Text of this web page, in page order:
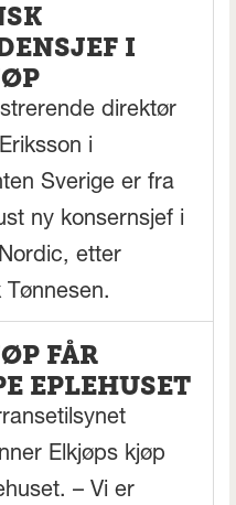
I
direktør
i
Sverige er fra
ny konsernsjef i
etter
Tønnesen.
FÅR
EPLEHUSET
Elkjøps kjøp
– Vi er